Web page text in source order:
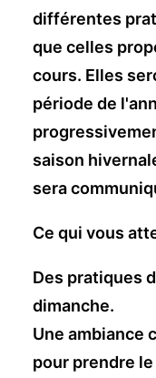
différentes
que celles
cours. Elles
période de
saison
sera
Ce qui vous
Des pratiques
dimanche.
Une ambiance
pour prendre